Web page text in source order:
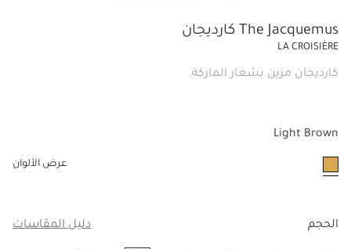
The Jacquemus كارديجان
LA CROISIÈRE
كارديجان مزين بشعار الماركة.
Light Brown
عرض الألوان
الحجم دليل المقاسات